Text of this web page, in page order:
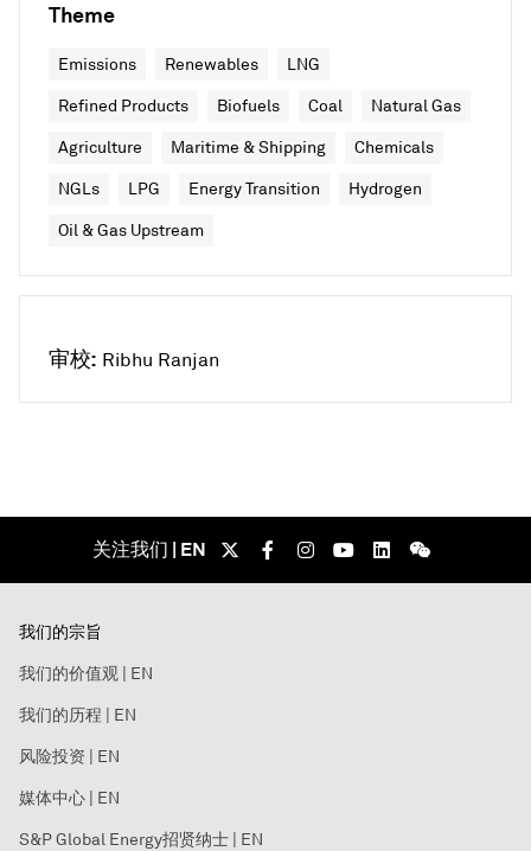
Theme
Emissions Renewables LNG
Refined Products Biofuels Coal Natural Gas
Agriculture Maritime & Shipping Chemicals
NGLs LPG Energy Transition Hydrogen
Oil & Gas Upstream
审校: Ribhu Ranjan
关注我们 | EN
我们的宗旨
我们的价值观 | EN
我们的历程 | EN
风险投资 | EN
媒体中心 | EN
S&P Global Energy招贤纳士 | EN